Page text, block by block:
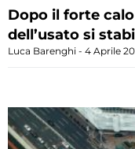
Dopo il forte
dell’usato si
Luca Barenghi 4 Aprile